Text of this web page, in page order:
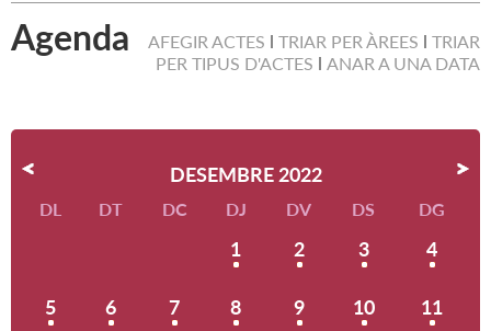
Agenda AFEGIR ACTES TRIAR PER ÀREES
TRIAR
PER TIPUS D'ACTES
ANAR A UNA DATA
DESEMBRE 2022
DL DT DC DJ DV DS DG
1 2 3 4
5 6 7 8 9 10 11